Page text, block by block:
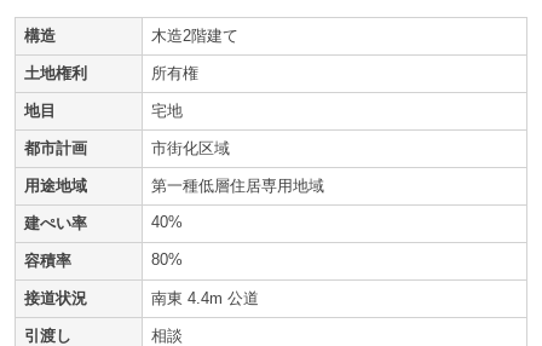
構造 木造2階建て
土地権利 所有権
地目 宅地
都市計画 市街化区域
用途地域 第一種低層住居専用地域
建ぺい率 40%
容積率 80%
接道状況 南東 4.4m 公道
引渡し 相談